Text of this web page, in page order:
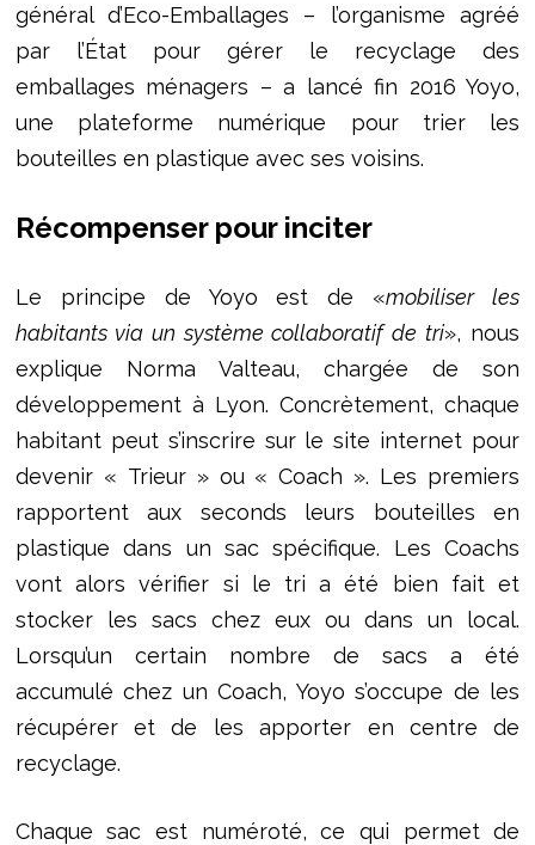
général d’Eco-Emballages – l’organisme agréé
par l’État pour gérer le recyclage des
emballages ménagers – a lancé fin 2016 Yoyo,
une plateforme numérique pour trier les
bouteilles en plastique avec ses voisins.
Récompenser pour inciter
Le principe de Yoyo est de «mobiliser les
habitants via un système collaboratif de tri», nous
explique Norma Valteau, chargée de son
développement à Lyon. Concrètement, chaque
habitant peut s’inscrire sur le site internet pour
devenir « Trieur » ou « Coach ». Les premiers
rapportent aux seconds leurs bouteilles en
plastique dans un sac spécifique. Les Coachs
vont alors vérifier si le tri a été bien fait et
stocker les sacs chez eux ou dans un local.
Lorsqu’un certain nombre de sacs a été
accumulé chez un Coach, Yoyo s’occupe de les
récupérer et de les apporter en centre de
recyclage.
Chaque sac est numéroté, ce qui permet de